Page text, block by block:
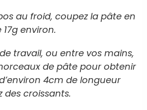
au froid, coupez la pâte en
environ.
travail, ou entre vos mains,
de pâte pour obtenir
4cm de longueur
des croissants.